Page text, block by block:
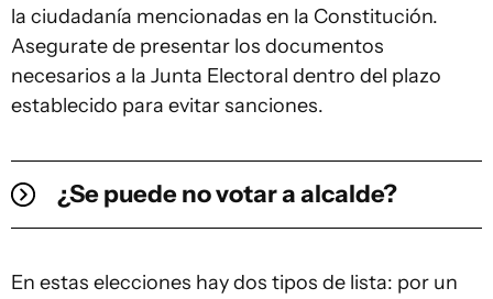
la ciudadanía mencionadas en la Constitución.
Asegurate de presentar los documentos
necesarios a la Junta Electoral dentro del plazo
establecido para evitar sanciones.
¿Se puede no votar a alcalde?
En estas elecciones hay dos tipos de lista: por un